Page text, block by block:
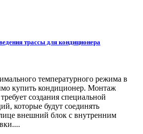
трассы для кондиционера
температурного режима в
купить кондиционер. Монтаж
создания специальной
которые будут соединять
внешний блок с внутренним